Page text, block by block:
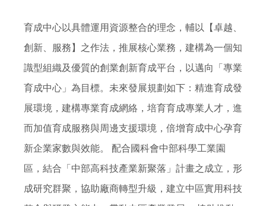
育成中心以具體運用資源整合的理念，輔以【卓越、
創新、服務】之作法，推展核心業務，建構為一個知
識型組織及優質的創業創新育成平台，以邁向「專業
育成中心」為目標。未來發展規劃如下：精進育成發
展環境，建構專業育成網絡，培育育成專業人才，進
而加值育成服務與周邊支援環境，倍增育成中心孕育
新企業家數與效能。 配合國科會中部科學工業園
區，結合「中部高科技產業新聚落」計畫之成立，形
成研究群聚，協助廠商轉型升級，建立中區實用科技